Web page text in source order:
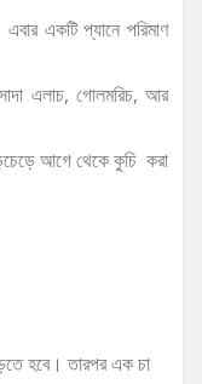
একটি প্যানে পরিমাণ
এলাচ, গোলমরিচ, আর
আগে থেকে কুচি করা
হবে। তারপর এক চা